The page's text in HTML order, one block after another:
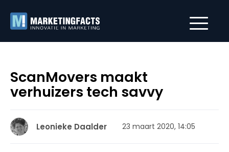
ScanMovers maakt
verhuizers tech savvy
Leonieke Daalder 23 maart 2020, 14:05